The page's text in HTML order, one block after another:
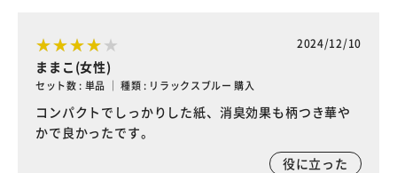
2024/12/10
ままこ(女性)
セット数 : 単品 ｜ 種類 : リラックスブルー 購入
コンパクトでしっかりした紙、消臭効果も柄つき華や
かで良かったです。
役に立った